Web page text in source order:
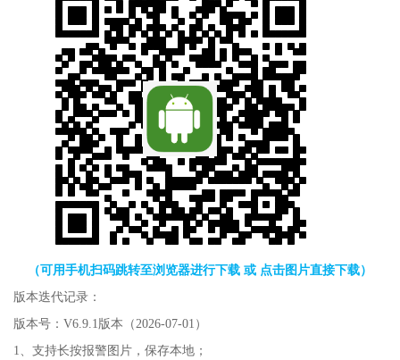
（可用手机扫码跳转至浏览器进行下载 或 点击图片直接下载）
版本迭代记录：
版本号：V6.9.1版本（2026-07-01）
1、支持长按报警图片，保存本地；